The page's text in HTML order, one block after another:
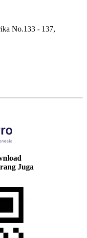
No.133 - 137,
Juga